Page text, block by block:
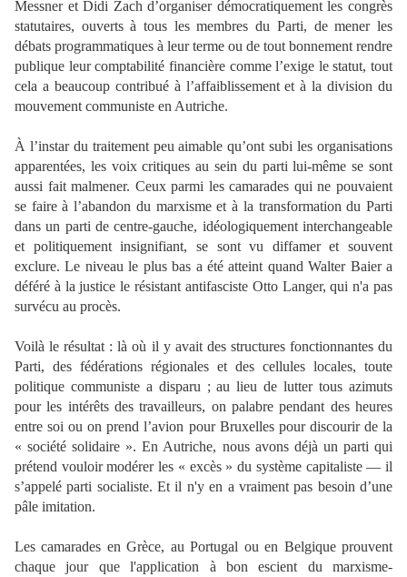
Messner et Didi Zach d’organiser démocratiquement les congrès
statutaires, ouverts à tous les membres du Parti, de mener les
débats programmatiques à leur terme ou de tout bonnement rendre
publique leur comptabilité financière comme l’exige le statut, tout
cela a beaucoup contribué à l’affaiblissement et à la division du
mouvement communiste en Autriche.
À l’instar du traitement peu aimable qu’ont subi les organisations
apparentées, les voix critiques au sein du parti lui-même se sont
aussi fait malmener. Ceux parmi les camarades qui ne pouvaient
se faire à l’abandon du marxisme et à la transformation du Parti
dans un parti de centre-gauche, idéologiquement interchangeable
et politiquement insignifiant, se sont vu diffamer et souvent
exclure. Le niveau le plus bas a été atteint quand Walter Baier a
déféré à la justice le résistant antifasciste Otto Langer, qui n'a pas
survécu au procès.
Voilà le résultat : là où il y avait des structures fonctionnantes du
Parti, des fédérations régionales et des cellules locales, toute
politique communiste a disparu ; au lieu de lutter tous azimuts
pour les intérêts des travailleurs, on palabre pendant des heures
entre soi ou on prend l’avion pour Bruxelles pour discourir de la
« société solidaire ». En Autriche, nous avons déjà un parti qui
prétend vouloir modérer les « excès » du système capitaliste — il
s’appelé parti socialiste. Et il n'y en a vraiment pas besoin d’une
pâle imitation.
Les camarades en Grèce, au Portugal ou en Belgique prouvent
chaque jour que l'application à bon escient du marxisme-